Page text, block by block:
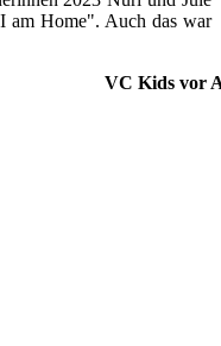
am Home". Auch das war